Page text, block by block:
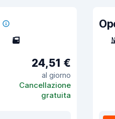
5
24,51 €
al giorno
Cancellazione
gratuita